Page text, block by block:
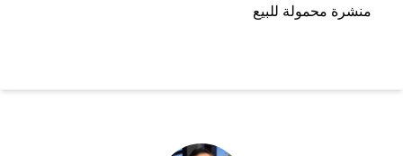
منشرة محمولة للبيع